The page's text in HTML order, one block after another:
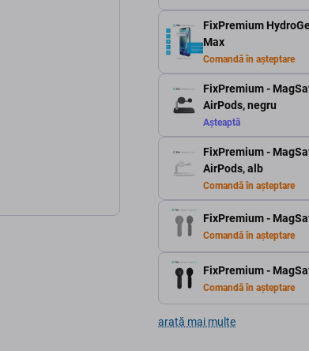
FixPremium
Max
Comandă în așteptare
FixPremium -
AirPods, negru
Așteaptă
FixPremium -
AirPods, alb
Comandă în așteptare
FixPremium -
Comandă în așteptare
FixPremium -
Comandă în așteptare
arată mai multe